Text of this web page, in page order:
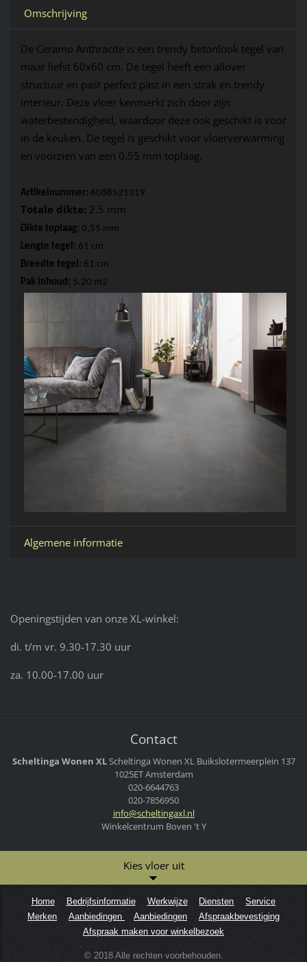
Omschrijving
De Ceramo Anthracite is een trendy betonlook tegel van
maar liefst 60x60 cm. De tegel heeft een allover
structuur en past perfect past in een strak en trendy
interieur. Deze vloer kenmerkt zich door zijn
waterbestendigheid, waardoor deze ook geschikt is voor
in de keuken. De tegel is geschikt voor vloerverwarming
en voorzien van een 0,55 mm toplaag.
Artikelnummer: 6088521319
Totale dikte: 2.5 mm
Dikte toplaag: 0,55 mm
Lengte tegel: 61 cm
Breedte tegel: 61 cm
Pak inhoud: 5.20 m2
Algemene informatie
Openingstijden van onze XL-winkel:
di. t/m vr. 9.30-17.30 uur
za. 10.00-17.00 uur
Contact
Scheltinga Wonen XLScheltinga Wonen XLBuikslotermeerplein 137
1025ET Amsterdam
020-6644763
020-7856950
info@scheltingaxl.nl
Winkelcentrum Boven 't Y
Kies vloer uit
Home Bedrijfsinformatie Werkwijze Diensten
Service
Merken
Aanbiedingen Aanbiedingen
Afspraakbevestiging
Afspraak maken voor winkelbezoek
© 2018 Alle rechten voorbehouden.